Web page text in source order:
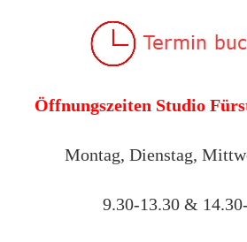
Öffnungszeiten Studio
Montag, Dienstag,
9.30-13.30 &